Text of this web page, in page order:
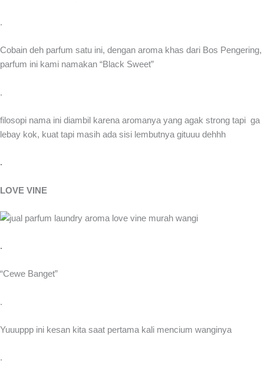
.
Cobain deh parfum satu ini, dengan aroma khas dari Bos Pengering,
parfum ini kami namakan “Black Sweet”
.
filosopi nama ini diambil karena aromanya yang agak strong tapi ga
lebay kok, kuat tapi masih ada sisi lembutnya gituuu dehhh
.
LOVE VINE
.
“Cewe Banget”
.
Yuuuppp ini kesan kita saat pertama kali mencium wanginya
.